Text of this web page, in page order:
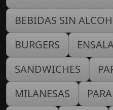
BEBIDAS SIN
BURGERS
SANDWICHES
MILANESAS